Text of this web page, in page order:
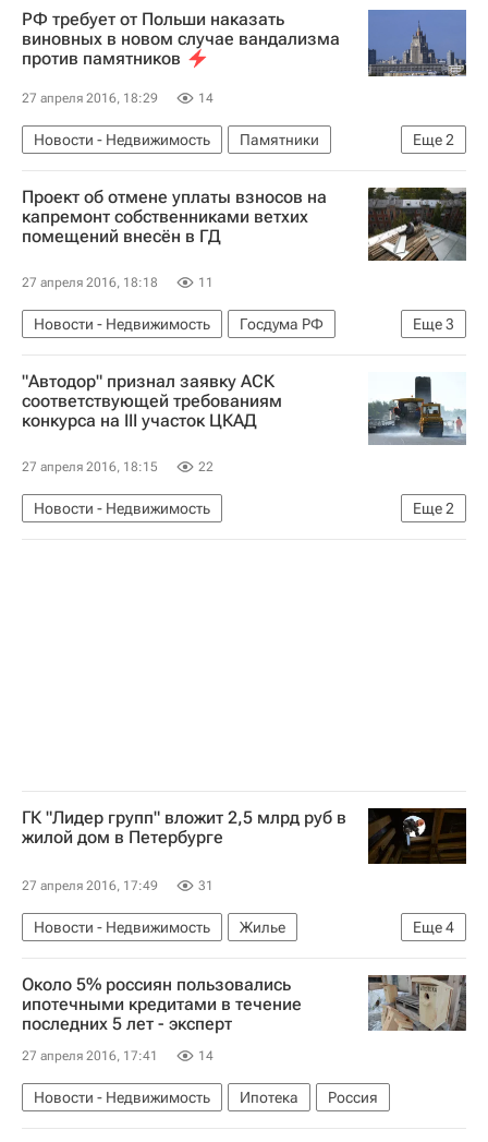
РФ требует от Польши наказать
виновных в новом случае вандализма
против памятников
27 апреля 2016, 18:29 14
Еще2
Новости - Недвижимость
Памятники
Польша
Россия
Проект об отмене уплаты взносов на
капремонт собственниками ветхих
помещений внесён в ГД
27 апреля 2016, 18:18 11
Еще3
Новости - Недвижимость
Госдума РФ
Капремонт
Жилье Россия
"Автодор" признал заявку АСК
соответствующей требованиям
конкурса на III участок ЦКАД
27 апреля 2016, 18:15 22
Еще2
Новости - Недвижимость
Московская область (Подмосковье)
Россия
ГК "Лидер групп" вложит 2,5 млрд руб в
жилой дом в Петербурге
27 апреля 2016, 17:49 31
Еще4
Новости - Недвижимость
Жилье
Санкт-Петербург
Строительство
Лидер групп
Россия
Около 5% россиян пользовались
ипотечными кредитами в течение
последних 5 лет - эксперт
27 апреля 2016, 17:41 14
Новости - Недвижимость Ипотека Россия